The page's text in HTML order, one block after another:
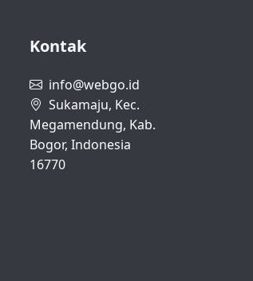
Kontak
info@webgo.id
Sukamaju, Kec.
Megamendung, Kab.
Bogor, Indonesia
16770